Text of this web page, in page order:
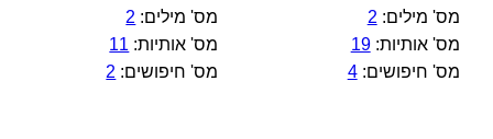
מס' מילים: 2
מס' אותיות:19
מס' חיפושים:4
מס' מילים: 2
מס' אותיות: 11
מס' חיפושים: 2